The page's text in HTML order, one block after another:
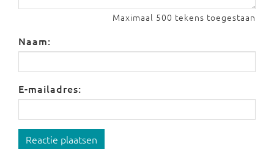
Maximaal 500 tekens toegestaan
Naam:
E-mailadres:
Reactie plaatsen